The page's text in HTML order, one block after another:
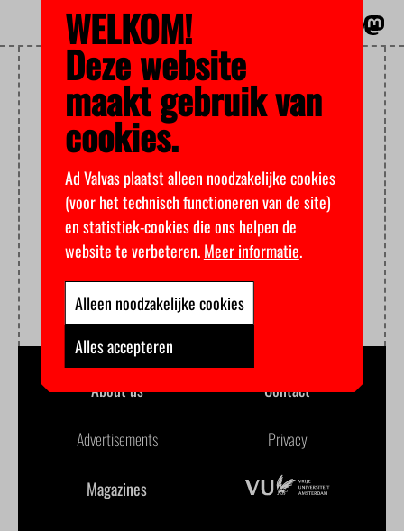
MAGAZINE
SMALL STUDIES
About us Contact
Advertisements Privacy
Magazines
WELKOM!
Deze website
maakt gebruik van
cookies.
Ad Valvas plaatst alleen noodzakelijke cookies
(voor het technisch functioneren van de site)
en statistiek-cookies die ons helpen de
website te verbeteren.Meer informatie.
Alleen noodzakelijke cookies
Alles accepteren